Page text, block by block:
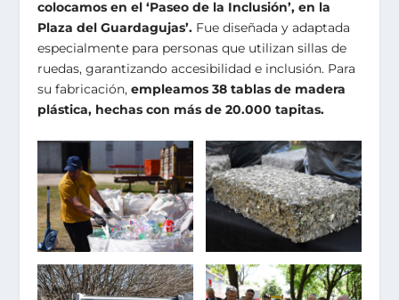
colocamos en el ‘Paseo de la Inclusión’, en la
Plaza del Guardagujas’. Fue diseñada y adaptada
especialmente para personas que utilizan sillas de
ruedas, garantizando accesibilidad e inclusión. Para
su fabricación,empleamos 38 tablas de madera
plástica, hechas con más de 20.000 tapitas.